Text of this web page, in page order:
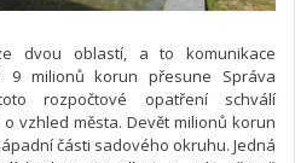
dvou oblastí, a to komunikace
milionů korun přesune Správa
rozpočtové opatření schválí
vzhled města. Devět milionů korun
části sadového okruhu. Jedná